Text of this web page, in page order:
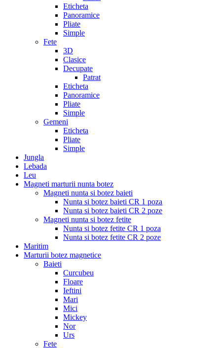
Eticheta
Panoramice
Pliate
Simple
Fete
3D
Clasice
Decupate
Patrat
Eticheta
Panoramice
Pliate
Simple
Gemeni
Eticheta
Pliate
Simple
Jungla
Lebada
Leu
Magneti marturii nunta botez
Magneti nunta si botez baieti
Nunta si botez baieti CR 1 poza
Nunta si botez baieti CR 2 poze
Magneti nunta si botez fetite
Nunta si botez fetite CR 1 poza
Nunta si botez fetite CR 2 poze
Maritim
Marturii botez magnetice
Baieti
Curcubeu
Floare
Ieftini
Mari
Mici
Mickey
Nor
Urs
Fete